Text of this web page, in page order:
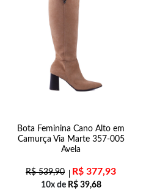
Bota Feminina Cano Alto em
Camurça Via Marte 357-005
Avela
R$539,90 R$ 377,93
10x de R$39,68